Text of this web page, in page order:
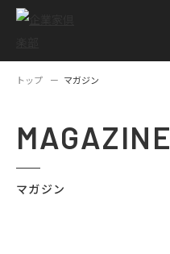
トップ マガジン
MAGAZINE
マガジン